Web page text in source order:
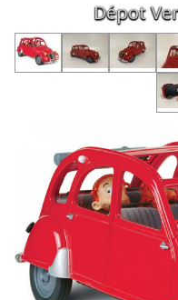
Nouveautés
Dépot
Vente
Divers
Dépot